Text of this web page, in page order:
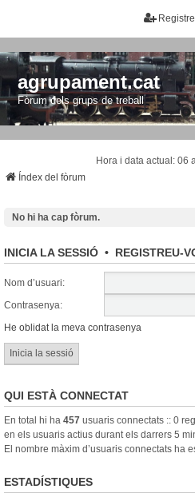
agrupament.cat
Fòrum dels grups de treball
Hora i data actual: 06
Índex del fòrum
No hi ha cap fòrum.
INICIA LA SESSIÓ • REGISTREU-
Nom d’usuari:
Contrasenya:
He oblidat la meva contrasenya
QUI ESTÀ CONNECTAT
En total hi ha 457 usuaris connectats :: 0
en els usuaris actius durant els darrers 5
El nombre màxim d’usuaris connectats ha
ESTADÍSTIQUES